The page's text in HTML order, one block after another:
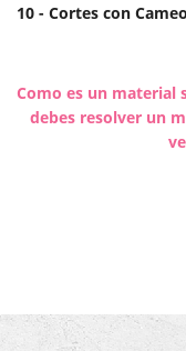
10 - Cortes con Cameo
Como es un material
debes resolver un